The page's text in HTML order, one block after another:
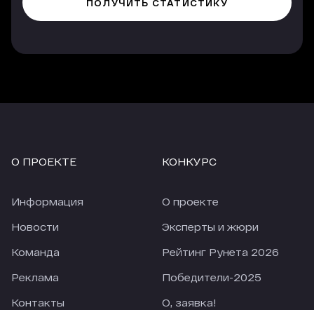
лучше конвертируются в заявки, чем из других
перед карантином). По отдельным источникам
снизилось только на 18,28%. В текущих реалиях
это просто прекрасный показатель.
О ПРОЕКТЕ
Информация
Новости
Команда
Реклама
Контакты
КОНКУРС
О проекте
Эксперты и жюри
Рейтинг Рунета 2026
Победители-2025
О, заявка!